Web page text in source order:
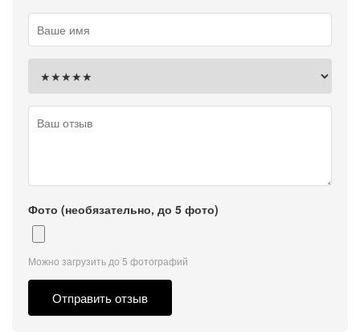
Фото (необязательно, до 5 фото)
Можно загрузить до 5 фотографий
Отправить отзыв